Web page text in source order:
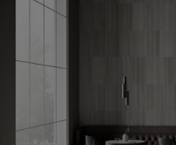
Chi siamo
Servizi al cliente